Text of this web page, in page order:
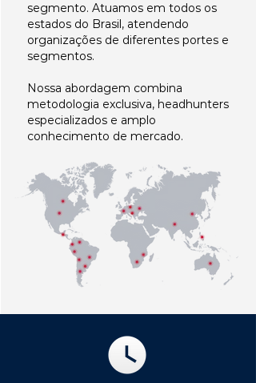
segmento. Atuamos em todos os
estados do Brasil, atendendo
organizações de diferentes portes e
segmentos.
Nossa abordagem combina
metodologia exclusiva, headhunters
especializados e amplo
conhecimento de mercado.